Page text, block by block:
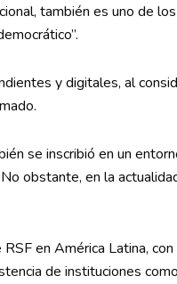
también es uno de
y digitales, al
se inscribió en un
obstante, en la
en América Latina,
de instituciones